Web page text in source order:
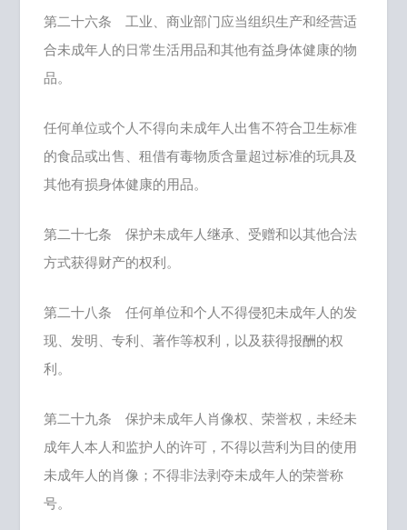
第二十六条 工业、商业部门应当组织生产和经营适
合未成年人的日常生活用品和其他有益身体健康的物
品。
任何单位或个人不得向未成年人出售不符合卫生标准
的食品或出售、租借有毒物质含量超过标准的玩具及
其他有损身体健康的用品。
第二十七条 保护未成年人继承、受赠和以其他合法
方式获得财产的权利。
第二十八条 任何单位和个人不得侵犯未成年人的发
现、发明、专利、著作等权利，以及获得报酬的权
利。
第二十九条 保护未成年人肖像权、荣誉权，未经未
成年人本人和监护人的许可，不得以营利为目的使用
未成年人的肖像；不得非法剥夺未成年人的荣誉称
号。